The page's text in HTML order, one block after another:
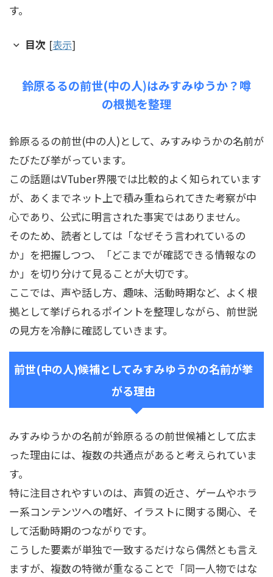
す。
目次 [表示]
鈴原るるの前世(中の人)はみすみゆうか？噂
の根拠を整理
鈴原るるの前世(中の人)として、みすみゆうかの名前が
たびたび挙がっています。
この話題はVTuber界隈では比較的よく知られています
が、あくまでネット上で積み重ねられてきた考察が中
心であり、公式に明言された事実ではありません。
そのため、読者としては「なぜそう言われているの
か」を把握しつつ、「どこまでが確認できる情報なの
か」を切り分けて見ることが大切です。
ここでは、声や話し方、趣味、活動時期など、よく根
拠として挙げられるポイントを整理しながら、前世説
の見方を冷静に確認していきます。
前世(中の人)候補としてみすみゆうかの名前が挙
がる理由
みすみゆうかの名前が鈴原るるの前世候補として広ま
った理由には、複数の共通点があると考えられていま
す。
特に注目されやすいのは、声質の近さ、ゲームやホラ
ー系コンテンツへの嗜好、イラストに関する関心、そ
して活動時期のつながりです。
こうした要素が単独で一致するだけなら偶然とも言え
ますが、複数の特徴が重なることで「同一人物ではな